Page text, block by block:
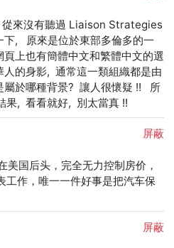
從來沒有聽過 Liaison Strategies
,   原來是位於東部多倫多的一
上也有簡體中文和繁體中文的選
的身影,  通常這一類組織都是由
於哪種背景?  讓人很懷疑 !!   所
果,  看看就好,  別太當真 !!
屏蔽
美国后头，完全无力控制房价，
工作，唯一一件好事是把汽车保
屏蔽